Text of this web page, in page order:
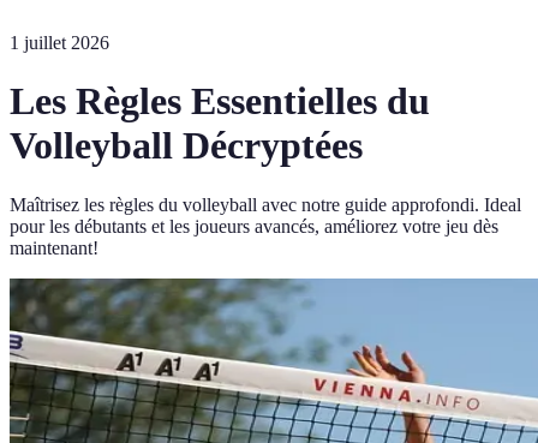
1 juillet 2026
Les Règles Essentielles du
Volleyball Décryptées
Maîtrisez les règles du volleyball avec notre guide approfondi. Ideal
pour les débutants et les joueurs avancés, améliorez votre jeu dès
maintenant!